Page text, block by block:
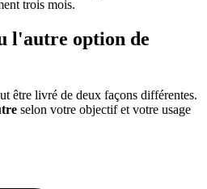
trois mois.
l'autre option de
être livré de deux façons différentes.
selon votre objectif et votre usage